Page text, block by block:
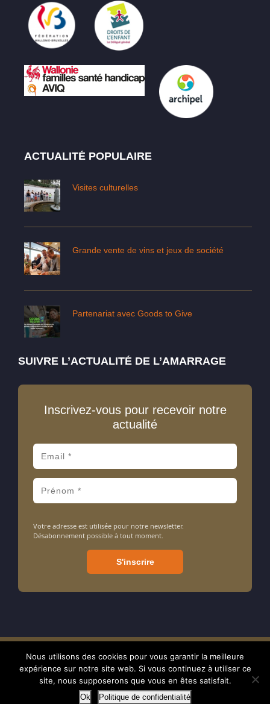
ACTUALITÉ POPULAIRE
Visites culturelles
Grande vente de vins et jeux de société
Partenariat avec Goods to Give
SUIVRE L’ACTUALITÉ DE L’AMARRAGE
Inscrivez-vous pour recevoir notre
actualité
Votre adresse est utilisée pour notre newsletter.
Désabonnement possible à tout moment.
Amarrage ASBL - Association sans but lucratif - N° d'entreprise : 413
714 106 - BE24 7320 0897 1238 - RPM tribunal de Nivelles - © 2024
Nous utilisons des cookies pour vous garantir la meilleure
expérience sur notre site web. Si vous continuez à utiliser ce
site, nous supposerons que vous en êtes satisfait.
Ok Politique de confidentialité